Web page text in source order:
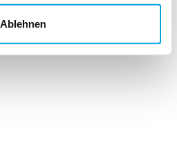
Ablehnen